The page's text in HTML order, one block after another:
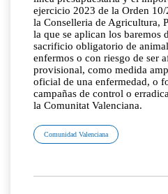
ejercicio 2023 de la Orden
la Conselleria de Agricultura,
la que se aplican los baremos
sacrificio obligatorio de
enfermos o con riesgo de ser
provisional, como medida
oficial de una enfermedad, o
campañas de control o
la Comunitat Valenciana.
Comunidad Valenciana